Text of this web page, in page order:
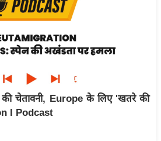
चेतावनी, Europe के लिए 'खतरे की
I Podcast